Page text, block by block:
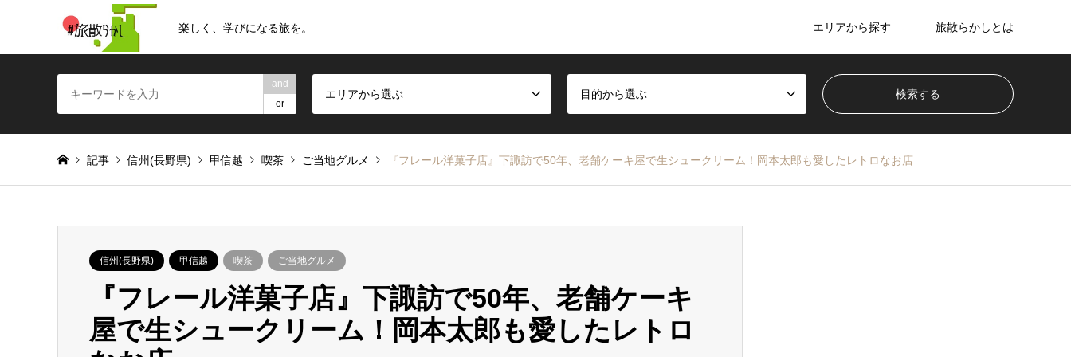
楽しく、学びになる旅を。 エリアから探す 旅散らかしとは
and
or
エリアから選ぶ 目的から選ぶ
記事 信州(長野県) 甲信越 喫茶 ご当地グルメ 『フレール洋菓子店』下諏訪で50年、老舗ケーキ屋で生シュークリーム！岡本太郎も愛したレトロなお店
信州(長野県) 甲信越 喫茶 ご当地グルメ
『フレール洋菓子店』下諏訪で50年、老舗ケーキ
屋で生シュークリーム！岡本太郎も愛したレトロ